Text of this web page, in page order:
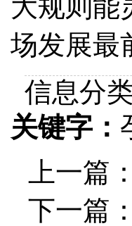
大规则能
场发展最
信息分类
关键字：
上一篇：
下一篇：